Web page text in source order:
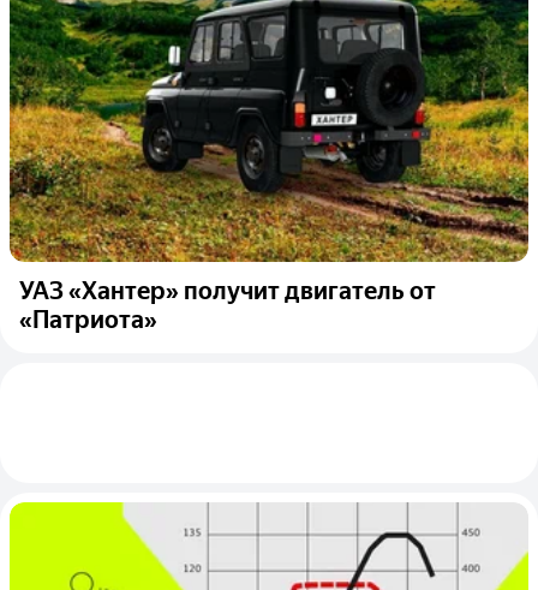
УАЗ «Хантер» получит двигатель от
«Патриота»